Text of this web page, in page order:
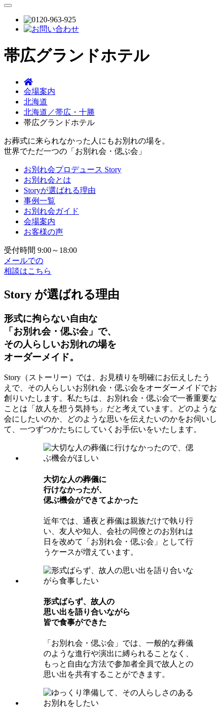
帯広グランドホテル
会場案内
北海道
北海道／帯広・十勝
帯広グランドホテル
お葬式に来られなかった人にもお別れの場を。
世界でただ一つの「お別れ会・偲ぶ会」
お別れ会プロデュース Story
お別れ会とは
Storyが選ばれる理由
事例一覧
お別れ会ガイド
会場案内
お客様の声
受付時間 9:00～18:00
メールでの
相談はこちら
Story が選ばれる理由
形式に拘らない自由な
「お別れ会・偲ぶ会」で、
その人らしいお別れの場を
オーダーメイド。
Story（ストーリー）では、お見積りを明確にお伝えしたう
えで、その人らしいお別れ会・偲ぶ会をオーダーメイドでお
創りいたします。私たちは、お別れ会・偲ぶ会で一番重要な
ことは「故人を想う気持ち」だと考えています。どのような
会にしたいのか、どのような思いを伝えたいのかをお伺いし
て、一つずつかたちにしていくお手伝いをいたします。
⼤切な⼈の葬儀に
⾏けなかったが、
偲ぶ機会ができてよかった
近年では、通夜と葬儀は親族だけで執り行
い、友人や知人、会社の同僚とのお別れは
日を改めて「お別れ会・偲ぶ会」として行
うケースが増えています。
形式ばらず、故⼈の
思い出を語り合いながら
皆で⾷事ができた
「お別れ会・偲ぶ会」では、一般的な葬儀
のような進行や演出に縛られることなく、
もっと自由な方法で参加者全員で故人との
思い出を共有することができます。